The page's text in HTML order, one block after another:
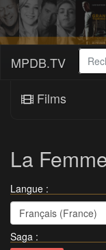
MPDB.TV
Films
La
Langue :
Français (France)
Saga :